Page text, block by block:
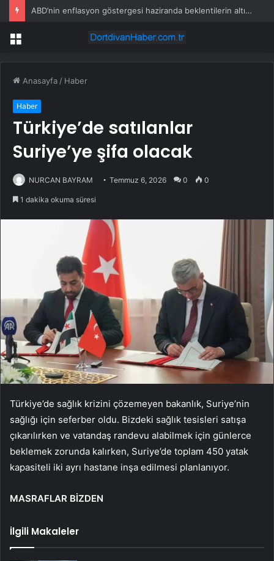
ABD’nin enflasyon göstergesi haziranda beklentilerin altında arttı
Menü
Anasayfa / Haber
Haber
Türkiye’de satılanlar
Suriye’ye şifa olacak
NURCAN BAYRAM Temmuz 6, 2026 0 0
1 dakika okuma süresi
Türkiye’de sağlık krizini çözemeyen bakanlık, Suriye’nin
sağlığı için seferber oldu. Bizdeki sağlık tesisleri satışa
çıkarılırken ve vatandaş randevu alabilmek için günlerce
beklemek zorunda kalırken, Suriye’de toplam 450 yatak
kapasiteli iki ayrı hastane inşa edilmesi planlanıyor.
MASRAFLAR BİZDEN
İlgili Makaleler